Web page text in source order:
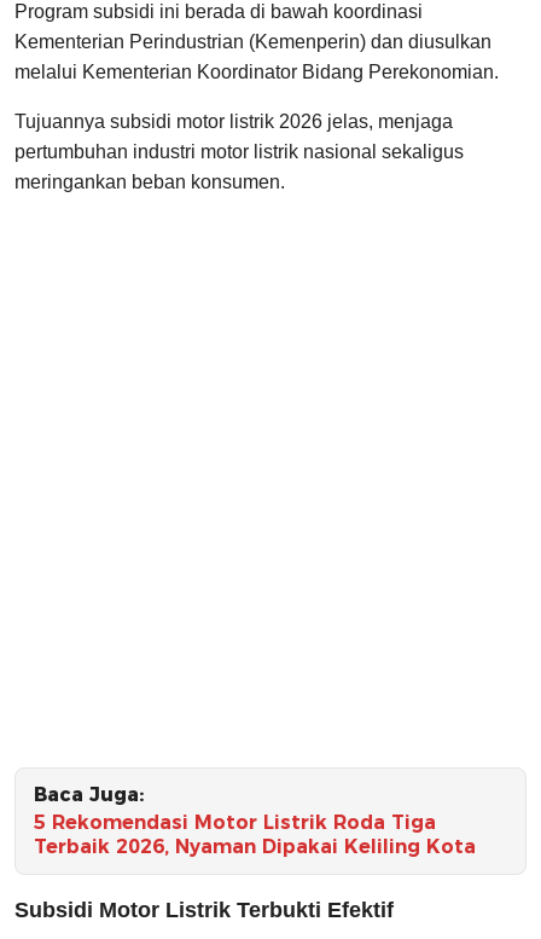
Program subsidi ini berada di bawah koordinasi
Kementerian Perindustrian (Kemenperin) dan diusulkan
melalui Kementerian Koordinator Bidang Perekonomian.
Tujuannya subsidi motor listrik 2026 jelas, menjaga
pertumbuhan industri motor listrik nasional sekaligus
meringankan beban konsumen.
Baca Juga:
5 Rekomendasi Motor Listrik Roda Tiga
Terbaik 2026, Nyaman Dipakai Keliling Kota
Subsidi Motor Listrik Terbukti Efektif